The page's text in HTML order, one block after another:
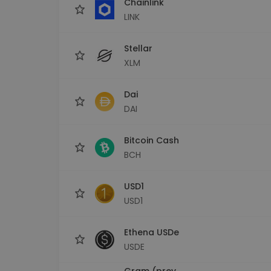
LINK
Stellar
XLM
Dai
DAI
Bitcoin Cash
BCH
USD1
USD1
Ethena USDe
USDE